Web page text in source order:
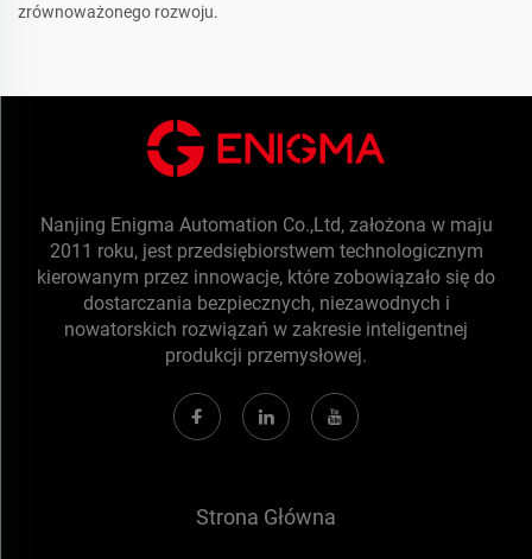
zrównoważonego rozwoju.
Nanjing Enigma Automation Co.,Ltd, założona w maju
2011 roku, jest przedsiębiorstwem technologicznym
kierowanym przez innowacje, które zobowiązało się do
dostarczania bezpiecznych, niezawodnych i
nowatorskich rozwiązań w zakresie inteligentnej
produkcji przemysłowej.
Strona Główna